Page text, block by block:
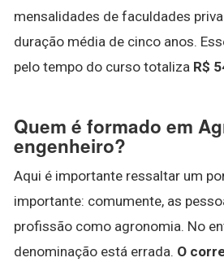
mensalidades de faculdades
duração média de cinco anos.
pelo tempo do curso totaliza R$
Quem é formado em
engenheiro?
Aqui é importante ressaltar um
importante: comumente, as
profissão como agronomia. No
denominação está errada. O